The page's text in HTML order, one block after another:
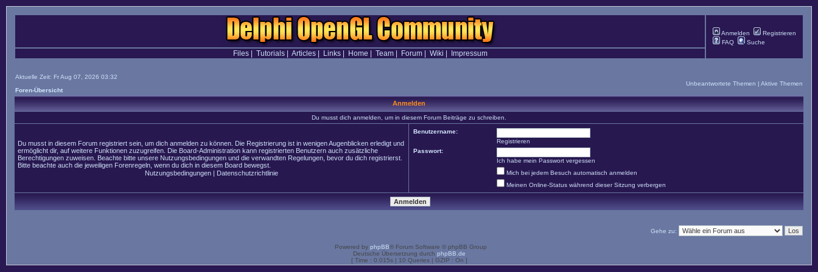
Anmelden
Registrieren
FAQ
Suche
Files| Tutorials| Articles| Links| Home Team| Forum| Wiki Impressum
Aktuelle Zeit: Fr Aug 07, 2026 03:32
Foren-Übersicht
Unbeantwortete Themen | Aktive Themen
Anmelden
Du musst dich anmelden, um in diesem Forum Beiträge zu schreiben.
Du musst in diesem Forum registriert sein, um dich anmelden zu können. Die Registrierung ist in wenigen Augenblicken erledigt und
ermöglicht dir, auf weitere Funktionen zuzugreifen. Die Board-Administration kann registrierten Benutzern auch zusätzliche
Berechtigungen zuweisen. Beachte bitte unsere Nutzungsbedingungen und die verwandten Regelungen, bevor du dich registrierst.
Bitte beachte auch die jeweiligen Forenregeln, wenn du dich in diesem Board bewegst.
Nutzungsbedingungen | Datenschutzrichtlinie
Benutzername:
Registrieren
Passwort:
Ich habe mein Passwort vergessen
Mich bei jedem Besuch automatisch anmelden
Meinen Online-Status während dieser Sitzung verbergen
Gehe zu:
Powered by phpBB® Forum Software © phpBB Group
Deutsche Übersetzung durch phpBB.de
[ Time : 0.015s | 10 Queries | GZIP : On ]